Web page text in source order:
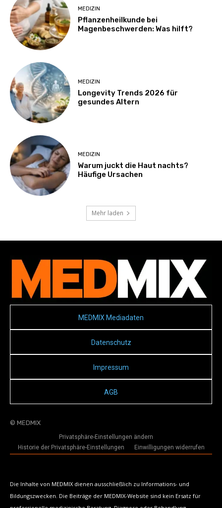
MEDIZIN
Pflanzenheilkunde bei
Magenbeschwerden: Was hilft?
MEDIZIN
Longevity Trends 2026 für
gesundes Altern
MEDIZIN
Warum juckt die Haut nachts?
Häufige Ursachen
Mehr laden
MEDMIX Mediadaten
Datenschutz
Impressum
AGB
© MEDMIX
Privatsphäre-Einstellungen ändern
Historie der Privatsphäre-Einstellungen
Einwilligungen widerrufen
Die Inhalte von MEDMIX dienen ausschließlich zu Informations- und
Bildungszwecken. Die Beiträge der MEDMIX-Website sind kein Ersatz für